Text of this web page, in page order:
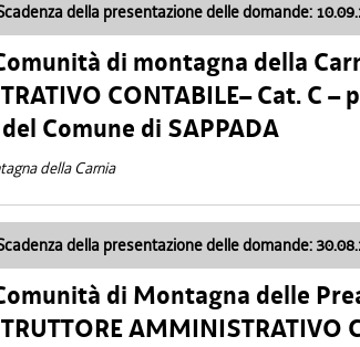
della presentazione delle domande:
di montagna della
CONTABILE– Cat. C
Comune di SAPPADA
della Carnia
della presentazione delle domande:
di Montagna delle
AMMINISTRATIVO